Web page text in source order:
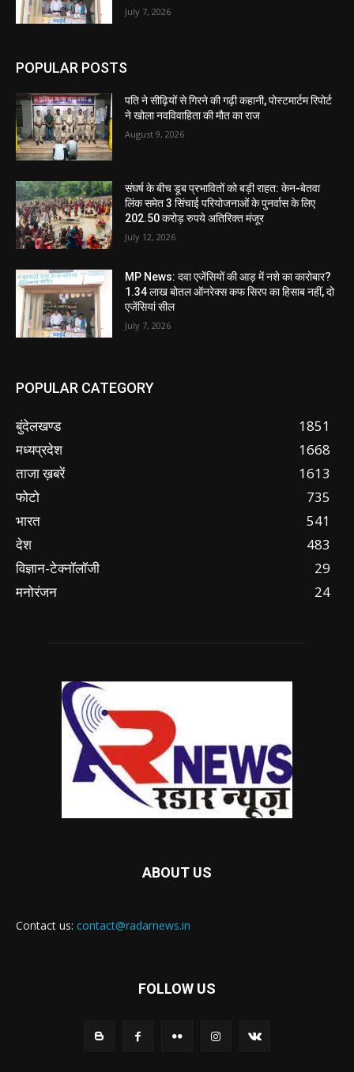
July 7, 2026
POPULAR POSTS
पति ने सीढ़ियों से गिरने की गढ़ी कहानी, पोस्टमार्टम रिपोर्ट
ने खोला नवविवाहिता की मौत का राज
August 9, 2026
संघर्ष के बीच डूब प्रभावितों को बड़ी राहत: केन-बेतवा
लिंक समेत 3 सिंचाई परियोजनाओं के पुनर्वास के लिए
202.50 करोड़ रुपये अतिरिक्त मंजूर
July 12, 2026
MP News: दवा एजेंसियों की आड़ में नशे का कारोबार?
1.34 लाख बोतल ऑनरेक्स कफ सिरप का हिसाब नहीं, दो
एजेंसियां सील
July 7, 2026
POPULAR CATEGORY
बुंदेलखण्ड
1851
मध्यप्रदेश
1668
ताजा ख़बरें
1613
फोटो
735
भारत
541
देश
483
विज्ञान-टेक्नॉलॉजी
29
मनोरंजन
24
ABOUT US
Contact us: contact@radarnews.in
FOLLOW US